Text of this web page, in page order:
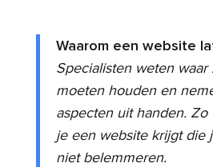
Waarom een website
Specialisten weten
moeten houden en
aspecten uit handen.
je een website krijgt die
niet belemmeren.